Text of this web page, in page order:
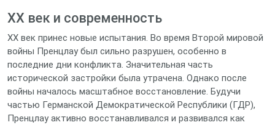
XX век и современность
XX век принес новые испытания. Во время Второй мировой
войны Пренцлау был сильно разрушен, особенно в
последние дни конфликта. Значительная часть
исторической застройки была утрачена. Однако после
войны началось масштабное восстановление. Будучи
частью Германской Демократической Республики (ГДР),
Пренцлау активно восстанавливался и развивался как